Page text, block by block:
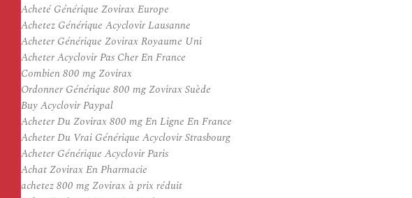
Acheté Générique Zovirax Europe
Achetez Générique Acyclovir Lausanne
Acheter Générique Zovirax Royaume Uni
Acheter Acyclovir Pas Cher En France
Combien 800 mg Zovirax
Ordonner Générique 800 mg Zovirax Suède
Buy Acyclovir Paypal
Acheter Du Zovirax 800 mg En Ligne En France
Acheter Du Vrai Générique Acyclovir Strasbourg
Acheter Générique Acyclovir Paris
Achat Zovirax En Pharmacie
achetez 800 mg Zovirax à prix réduit